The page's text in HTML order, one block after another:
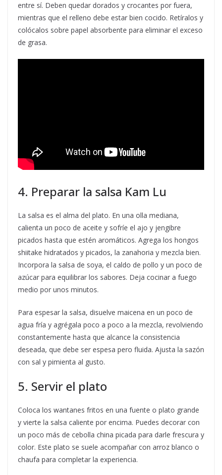
entre sí. Deben quedar dorados y crocantes por fuera,
mientras que el relleno debe estar bien cocido. Retíralos y
colócalos sobre papel absorbente para eliminar el exceso
de grasa.
4. Preparar la salsa Kam Lu
La salsa es el alma del plato. En una olla mediana,
calienta un poco de aceite y sofríe el ajo y jengibre
picados hasta que estén aromáticos. Agrega los hongos
shiitake hidratados y picados, la zanahoria y mezcla bien.
Incorpora la salsa de soya, el caldo de pollo y un poco de
azúcar para equilibrar los sabores. Deja cocinar a fuego
medio por unos minutos.
Para espesar la salsa, disuelve maicena en un poco de
agua fría y agrégala poco a poco a la mezcla, revolviendo
constantemente hasta que alcance la consistencia
deseada, que debe ser espesa pero fluida. Ajusta la sazón
con sal y pimienta al gusto.
5. Servir el plato
Coloca los wantanes fritos en una fuente o plato grande
y vierte la salsa caliente por encima. Puedes decorar con
un poco más de cebolla china picada para darle frescura y
color. Este plato se suele acompañar con arroz blanco o
chaufa para completar la experiencia.